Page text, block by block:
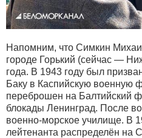
Напомним, что Симкин
городе Горький (сейчас —
года. В 1943 году был
Баку в Каспийскую военную
переброшен на Балтийский
блокады Ленинград. После
военно-морское училище. В
лейтенанта распределён на